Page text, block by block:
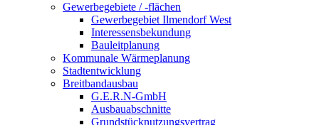
Gewerbegebiete / -flächen
Gewerbegebiet Ilmendorf West
Interessensbekundung
Bauleitplanung
Kommunale Wärmeplanung
Stadtentwicklung
Breitbandausbau
G.E.R.N-GmbH
Ausbauabschnitte
Grundstücknutzungsvertrag